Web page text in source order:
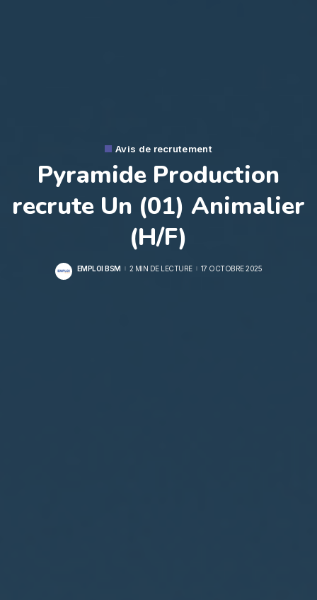
Avis de recrutement
Pyramide Production
recrute Un (01) Animalier
(H/F)
POSTED
EMPLOI BSM 2 MIN DE LECTURE 17 OCTOBRE 2025